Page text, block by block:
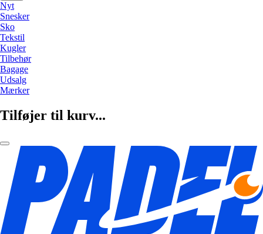
Nyt
Snesker
Sko
Tekstil
Kugler
Tilbehør
Bagage
Udsalg
Mærker
Tilføjer til kurv...